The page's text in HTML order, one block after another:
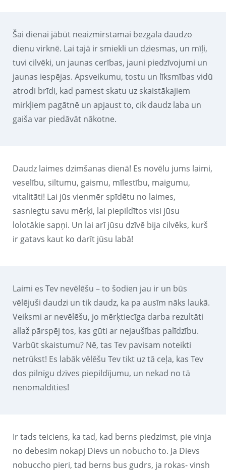
Šai dienai jābūt neaizmirstamai bezgala daudzo
dienu virknē. Lai tajā ir smiekli un dziesmas, un mīļi,
tuvi cilvēki, un jaunas cerības, jauni piedzīvojumi un
jaunas iespējas. Apsveikumu, tostu un līksmības vidū
atrodi brīdi, kad pamest skatu uz skaistākajiem
mirkļiem pagātnē un apjaust to, cik daudz laba un
gaiša var piedāvāt nākotne.
Daudz laimes dzimšanas dienā! Es novēlu jums laimi,
veselību, siltumu, gaismu, mīlestību, maigumu,
vitalitāti! Lai jūs vienmēr spīdētu no laimes,
sasniegtu savu mērķi, lai piepildītos visi jūsu
lolotākie sapņi. Un lai arī jūsu dzīvē bija cilvēks, kurš
ir gatavs kaut ko darīt jūsu labā!
Laimi es Tev nevēlēšu – to šodien jau ir un būs
vēlējuši daudzi un tik daudz, ka pa ausīm nāks laukā.
Veiksmi ar nevēlēšu, jo mērķtiecīga darba rezultāti
allaž pārspēj tos, kas gūti ar nejaušības palīdzību.
Varbūt skaistumu? Nē, tas Tev pavisam noteikti
netrūkst! Es labāk vēlēšu Tev tikt uz tā ceļa, kas Tev
dos pilnīgu dzīves piepildījumu, un nekad no tā
nenomaldīties!
Ir tads teiciens, ka tad, kad berns piedzimst, pie vinja
no debesim nokapj Dievs un nobucho to. Ja Dievs
nobuccho pieri, tad berns bus gudrs, ja rokas- vinsh